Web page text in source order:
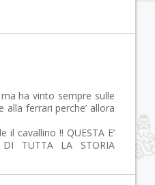
ha vinto sempre sulle
ferrari perche’ allora
cavallino !! QUESTA E’
DI TUTTA LA STORIA